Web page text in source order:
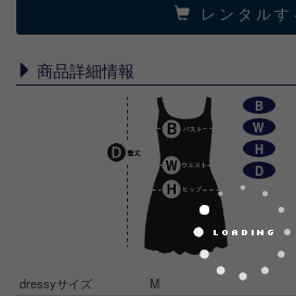
レンタルす
商品詳細情報
B
W
H
D
dressyサイズ M